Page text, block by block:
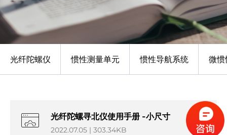
光纤陀螺仪 惯性测量单元 惯性导航系统 微惯
光纤陀螺寻北仪使用手册 -小尺寸
2022.07.05 | 303.34KB